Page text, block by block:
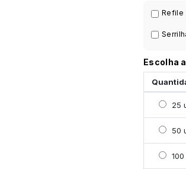
Refile
Escolha
25
50